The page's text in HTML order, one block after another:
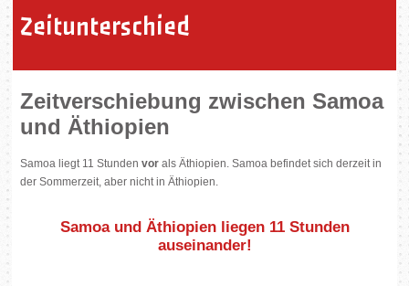
Zeitunterschied
Zeitverschiebung zwischen Samoa
und Äthiopien
Samoa liegt 11 Stundenvor als Äthiopien. Samoa befindet sich derzeit in
der Sommerzeit, aber nicht in Äthiopien.
Samoa und Äthiopien liegen 11 Stunden
auseinander!